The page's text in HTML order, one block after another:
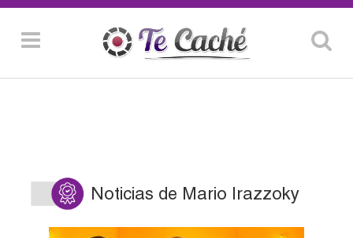
Noticias de Mario Irazzoky